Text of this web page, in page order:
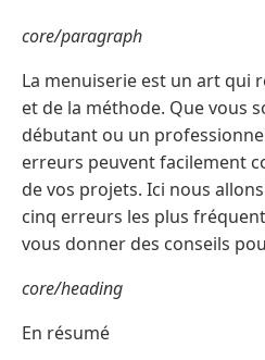
core/paragraph
La menuiserie est un art qui
et de la méthode. Que vous
débutant ou un
erreurs peuvent facilement
de vos projets. Ici nous
cinq erreurs les plus
vous donner des conseils
core/heading
En résumé